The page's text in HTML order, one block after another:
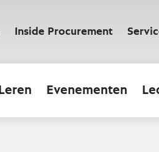
Inside Procurement
Leren Evenementen